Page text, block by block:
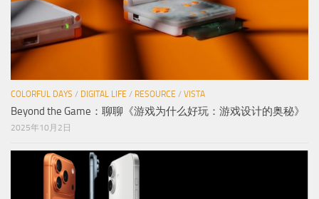
COLORFUL DAYS / DIGITAL LIFE / RESOURCE / VISTA
Beyond the Game：聊聊《游戏为什么好玩：游戏设计的奥秘》
2025年10月2日